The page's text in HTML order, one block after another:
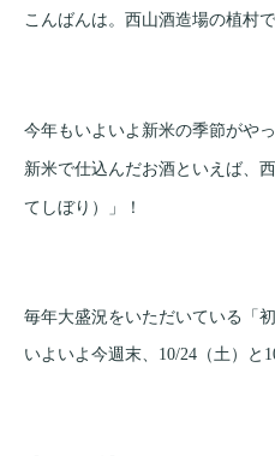
こんばんは。西山酒造場の植村で
今年もいよいよ新米の季節がやっ
新米で仕込んだお酒といえば、
てしぼり）」！
毎年大盛況をいただいている「
いよいよ今週末、10/24（土）と